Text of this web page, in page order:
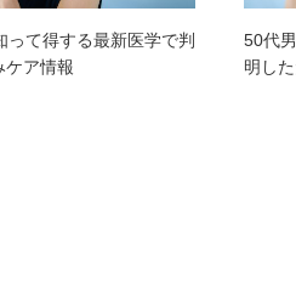
って得する最新医学で判
ケア情報
50代
明し